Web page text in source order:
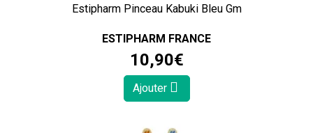
Estipharm Pinceau Kabuki Bleu Gm
ESTIPHARM FRANCE
10,90€
Ajouter